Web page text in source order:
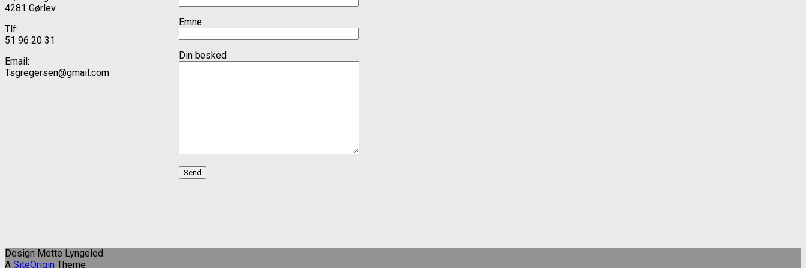
4281 Gørlev
Tlf:
51 96 20 31
Email:
Tsgregersen@gmail.com
Emne
Din besked
Design Mette Lyngeled
A SiteOrigin Theme